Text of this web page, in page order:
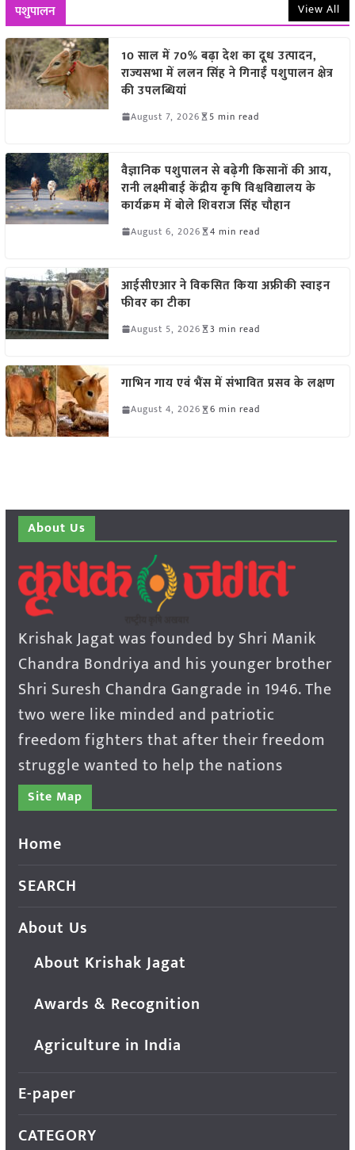
पशुपालन View All
10 साल में 70% बढ़ा देश का दूध उत्पादन,
राज्यसभा में ललन सिंह ने गिनाईं पशुपालन क्षेत्र
की उपलब्धियां
August 7, 2026 5 min read
वैज्ञानिक पशुपालन से बढ़ेगी किसानों की आय,
रानी लक्ष्मीबाई केंद्रीय कृषि विश्वविद्यालय के
कार्यक्रम में बोले शिवराज सिंह चौहान
August 6, 2026 4 min read
आईसीएआर ने विकसित किया अफ्रीकी स्वाइन
फीवर का टीका
August 5, 2026 3 min read
गाभिन गाय एवं भैंस में संभावित प्रसव के लक्षण
August 4, 2026 6 min read
About Us
Krishak Jagat was founded by Shri Manik
Chandra Bondriya and his younger brother
Shri Suresh Chandra Gangrade in 1946. The
two were like minded and patriotic
freedom fighters that after their freedom
struggle wanted to help the nations
Site Map
Home
SEARCH
About Us
About Krishak Jagat
Awards & Recognition
Agriculture in India
E-paper
CATEGORY